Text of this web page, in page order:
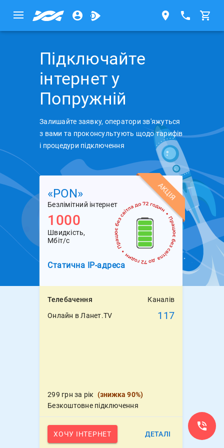
Підключайте
інтернет у
Попружній
Залишайте заявку, оператори зв'яжуться
з вами та проконсультують щодо тарифів
і процедури підключення
АКЦІЯ
«PON»
Безлімітний інтернет
1000
Швидкість,
Мбіт/с
Статична IP-адреса
Телебачення
Каналів
Онлайн в Ланет.TV
117
299 грн за рік (знижка 90%)
Безкоштовне підключення
ХОЧУ ІНТЕРНЕТ ДЕТАЛІ